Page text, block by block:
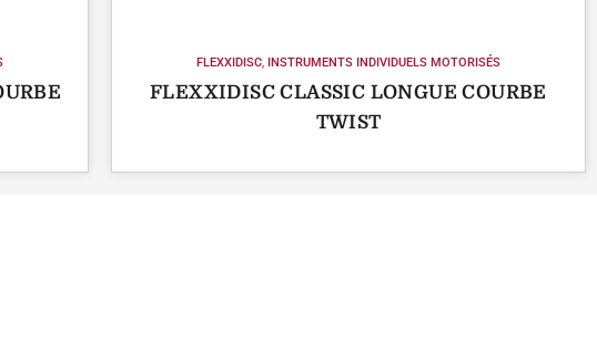
FLEXXIDISC, INSTRUMENTS INDIVIDUELS MOTORISÉS
FLEXXIDISC CLASSIC LONGUE COURBE
TWIST